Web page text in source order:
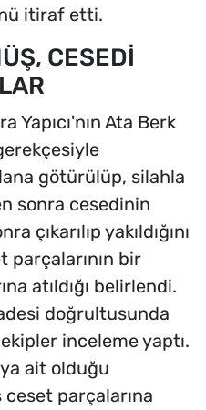
itiraf etti.
CESEDİ
Yapıcı'nın Ata Berk
götürülüp, silahla
sonra cesedinin
çıkarılıp yakıldığını
parçalarının bir
atıldığı belirlendi.
doğrultusunda
inceleme yaptı.
ait olduğu
parçalarına